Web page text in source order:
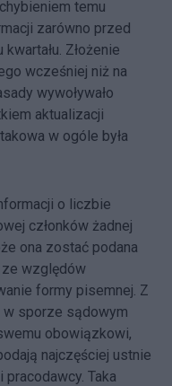
temu
zarówno przed
Złożenie
wcześniej niż na
wywoływało
aktualizacji
w ogóle była
o liczbie
członków żadnej
ona zostać podana
ze względów
formy pisemnej. Z
w sporze sądowym
obowiązkowi,
najczęściej ustnie
Taka